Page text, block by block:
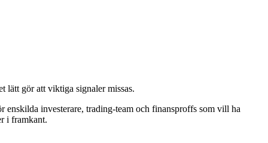
lätt gör att viktiga signaler missas.
investerare, trading‑team och finansproffs som vill ha
i framkant.